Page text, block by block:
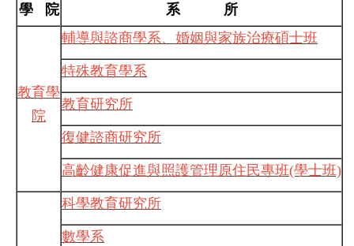
學 院 系 所
教育學
院
輔導與諮商學系、婚姻與家族治療碩士班
特殊教育學系
教育研究所
復健諮商研究所
高齡健康促進與照護管理原住民專班(學士班)
科學教育研究所
數學系